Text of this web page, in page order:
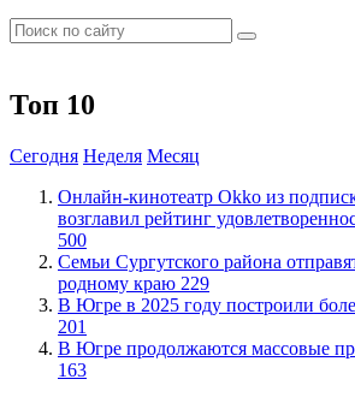
Топ 10
Сегодня Неделя Месяц
​Онлайн-кинотеатр Okko из
возглавил рейтинг
500
​Семьи Сургутского района
родному краю 229
​В Югре в 2025 году построили
201
​В Югре продолжаются массовые
163